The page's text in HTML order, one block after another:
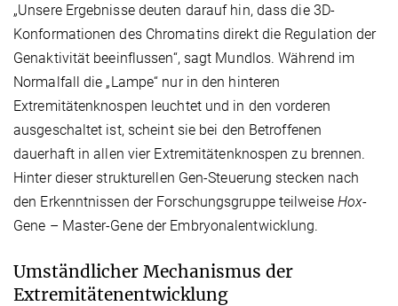
„Unsere Ergebnisse deuten darauf hin, dass die 3D-
Konformationen des Chromatins direkt die Regulation der
Genaktivität beeinflussen“, sagt Mundlos. Während im
Normalfall die „Lampe“ nur in den hinteren
Extremitätenknospen leuchtet und in den vorderen
ausgeschaltet ist, scheint sie bei den Betroffenen
dauerhaft in allen vier Extremitätenknospen zu brennen.
Hinter dieser strukturellen Gen-Steuerung stecken nach
den Erkenntnissen der Forschungsgruppe teilweise Hox-
Gene – Master-Gene der Embryonalentwicklung.
Umständlicher Mechanismus der
Extremitätenentwicklung